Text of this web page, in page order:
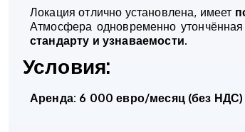
Локация отлично установлена, имеет
Атмосфера одновременно
стандарту и узнаваемости.
Условия:
Аренда: 6 000 евро/месяц (без НДС)